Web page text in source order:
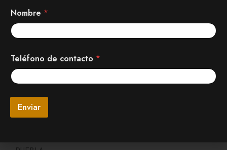
Información
Nosotros
Contacto
Preguntas frecuentes
Sucursales
CDMX
CHIAPAS
CHIHUAHUA
Nombre *
o
m
b
e
e
o
n
t
c
o
Teléfono de contacto *
U
L
c
Enviar